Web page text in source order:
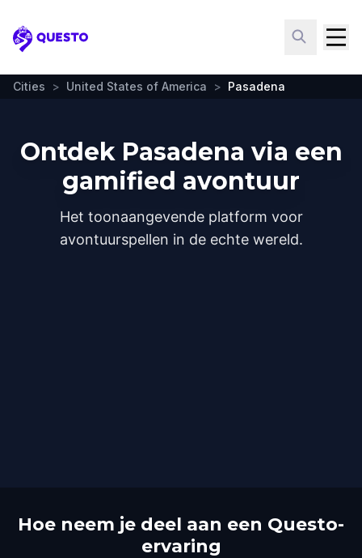
Questo
Cities > United States of America > Pasadena
Ontdek Pasadena via een
gamified avontuur
Het toonaangevende platform voor
avontuurspellen in de echte wereld.
Hoe neem je deel aan een Questo-
ervaring